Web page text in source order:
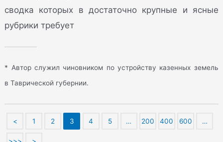
сводка которых в достаточно крупные и ясные
рубрики требует
* Автор служил чиновником по устройству казенных земель
в Таврической губернии.
< 1 2 3 4 5 … 200 400 600 …